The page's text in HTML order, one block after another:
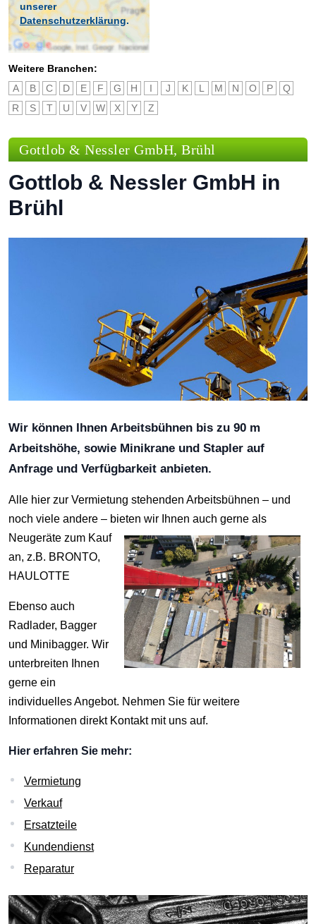
unserer
Datenschutzerklärung.
Weitere Branchen:
A
B C D E F G H I J K L M N O P
Q
R
S T U V W X Y Z
Gottlob & Nessler GmbH, Brühl
Gottlob & Nessler GmbH in
Brühl
Wir können Ihnen Arbeitsbühnen bis zu 90 m
Arbeitshöhe, sowie Minikrane und Stapler auf
Anfrage und Verfügbarkeit anbieten.
Alle hier zur Vermietung stehenden Arbeitsbühnen – und
noch viele andere – bieten wir Ihnen auch gerne als
Neugeräte zum Kauf
an, z.B. BRONTO,
HAULOTTE
Ebenso auch
Radlader, Bagger
und Minibagger. Wir
unterbreiten Ihnen
gerne ein
individuelles Angebot. Nehmen Sie für weitere
Informationen direkt Kontakt mit uns auf.
Hier erfahren Sie mehr:
Vermietung
Verkauf
Ersatzteile
Kundendienst
Reparatur